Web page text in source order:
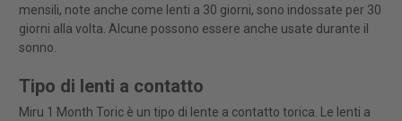
mensili, note anche come lenti a 30 giorni, sono indossate per 30
giorni alla volta. Alcune possono essere anche usate durante il
sonno.
Tipo di lenti a contatto
Miru 1 Month Toric è un tipo di lente a contatto torica. Le lenti a